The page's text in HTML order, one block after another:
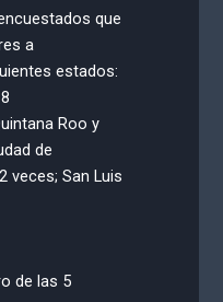
que
a
estados:
Roo y
de
veces; San Luis
de las 5